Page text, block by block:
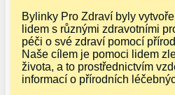
Bylinky Pro Zdraví byly
lidem s různými zdravotními
péči o své zdraví pomocí
Naše cílem je pomoci lidem
života, a to prostřednictvím
informací o přírodních